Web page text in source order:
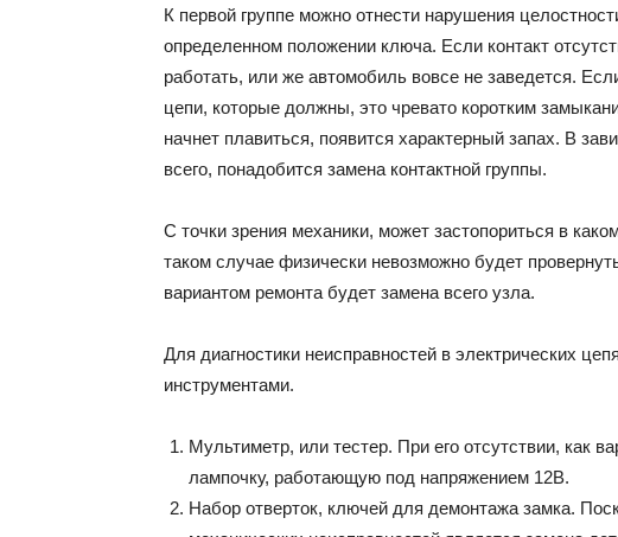
К первой группе можно отнести нарушения
определенном положении ключа. Если контакт
работать, или же автомобиль вовсе не заведется.
цепи, которые должны, это чревато коротким
начнет плавиться, появится характерный запах. В
всего, понадобится замена контактной группы.
С точки зрения механики, может застопориться в
таком случае физически невозможно будет
вариантом ремонта будет замена всего узла.
Для диагностики неисправностей в электрических
инструментами.
Мультиметр, или тестер. При его отсутствии, как
лампочку, работающую под напряжением 12В.
Набор отверток, ключей для демонтажа замка.